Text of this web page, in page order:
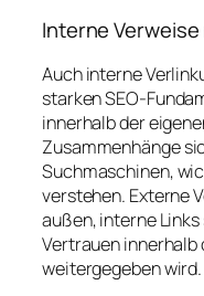
Interne
Auch interne
starken SEO-
innerhalb der
Zusammenhänge
Suchmaschinen,
verstehen. Externe
außen, interne
Vertrauen innerhalb
weitergegeben wird.